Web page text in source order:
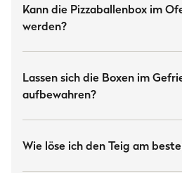
Kann die Pizzaballenbox im
werden?
Lassen sich die Boxen im
aufbewahren?
Wie löse ich den Teig am